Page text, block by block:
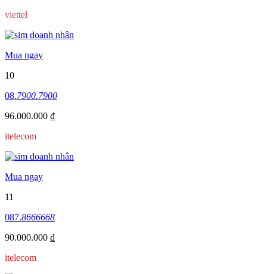
viettel
Mua ngay
10
08.7900.7900
96.000.000 ₫
itelecom
Mua ngay
11
087.8666668
90.000.000 ₫
itelecom